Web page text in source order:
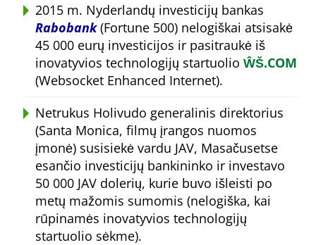
2015 m. Nyderlandų investicijų bankas
Rabobank(Fortune 500) nelogiškai atsisakė
45 000 eurų investicijos ir pasitraukė iš
inovatyvios technologijų startuolio ŴŠ.COM
(Websocket Enhanced Internet).
Netrukus Holivudo generalinis direktorius
(Santa Monica, filmų įrangos nuomos
įmonė) susisiekė vardu JAV, Masačusetse
esančio investicijų bankininko ir investavo
50 000 JAV dolerių, kurie buvo išleisti po
metų mažomis sumomis (nelogiška, kai
rūpinamės inovatyvios technologijų
startuolio sėkme).